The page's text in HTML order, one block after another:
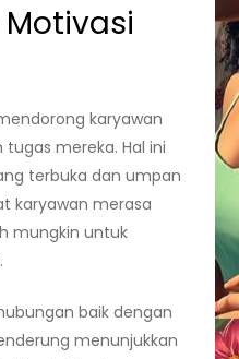
karyawan
mereka. Hal ini
terbuka dan umpan
karyawan merasa
mungkin untuk
baik dengan
menunjukkan